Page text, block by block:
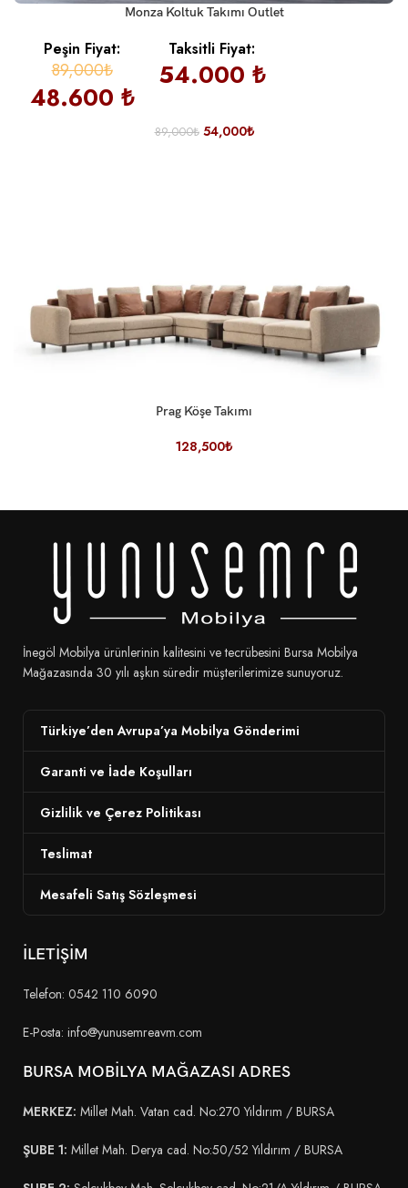
Monza Koltuk Takımı Outlet
Peşin Fiyat:
89,000₺
48.600 ₺
Taksitli Fiyat:
54.000 ₺
89,000₺ 54,000₺
Prag Köşe Takımı
128,500₺
İnegöl Mobilya ürünlerinin kalitesini ve tecrübesini Bursa Mobilya
Mağazasında 30 yılı aşkın süredir müşterilerimize sunuyoruz.
Türkiye’den Avrupa’ya Mobilya Gönderimi
Garanti ve İade Koşulları
Gizlilik ve Çerez Politikası
Teslimat
Mesafeli Satış Sözleşmesi
İLETİŞİM
Telefon: 0542 110 6090
E-Posta: info@yunusemreavm.com
BURSA MOBİLYA MAĞAZASI ADRES
MERKEZ: Millet Mah. Vatan cad. No:270 Yıldırım / BURSA
ŞUBE 1: Millet Mah. Derya cad. No:50/52 Yıldırım / BURSA